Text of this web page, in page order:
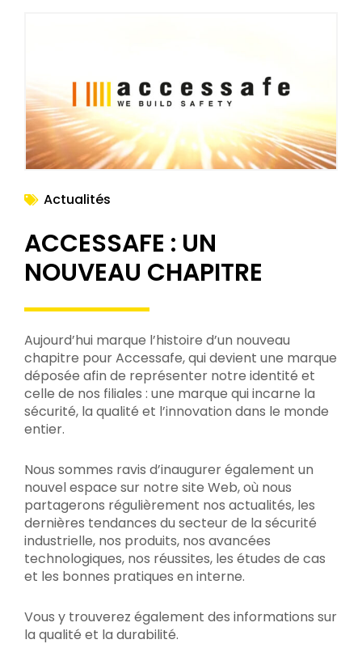
Actualités
ACCESSAFE : UN
NOUVEAU CHAPITRE
Aujourd’hui marque l’histoire d’un nouveau
chapitre pour Accessafe, qui devient une marque
déposée afin de représenter notre identité et
celle de nos filiales : une marque qui incarne la
sécurité, la qualité et l’innovation dans le monde
entier.
Nous sommes ravis d’inaugurer également un
nouvel espace sur notre site Web, où nous
partagerons régulièrement nos actualités, les
dernières tendances du secteur de la sécurité
industrielle, nos produits, nos avancées
technologiques, nos réussites, les études de cas
et les bonnes pratiques en interne.
Vous y trouverez également des informations sur
la qualité et la durabilité.